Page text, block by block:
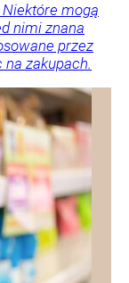
mogą
nimi znana
przez
zakupach.